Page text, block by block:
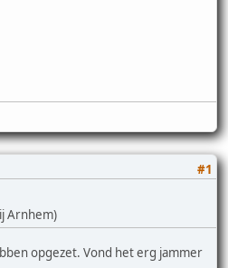
#1
Arnhem)
opgezet. Vond het erg jammer